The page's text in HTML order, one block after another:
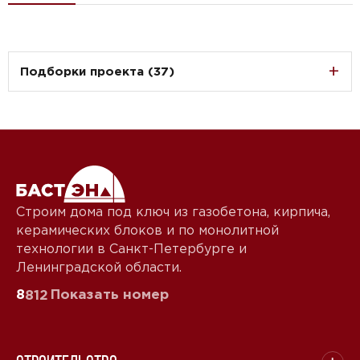
Подборки проекта (37)
Строим дома под ключ из газобетона, кирпича,
керамических блоков и по монолитной
технологии в Санкт-Петербурге и
Ленинградской области.
8812 Показать номер